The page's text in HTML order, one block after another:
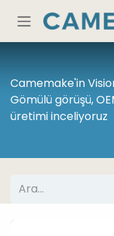
Camemake'in
Gömülü görüşü,
üretimi inceliyoruz